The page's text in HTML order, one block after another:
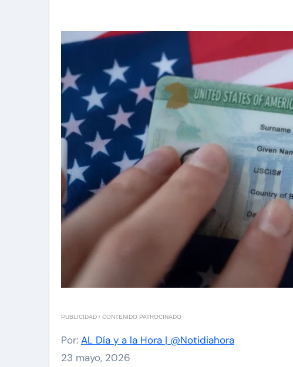
PUBLICIDAD / CONTENIDO PATROCINADO
Por: AL Día y a la Hora | @Notidiahora
23 mayo, 2026